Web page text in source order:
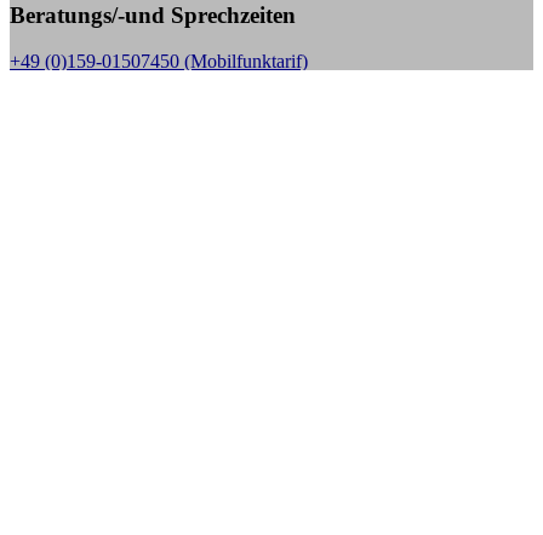
Beratungs/-und Sprechzeiten
+49 (0)159-01507450 (Mobilfunktarif)